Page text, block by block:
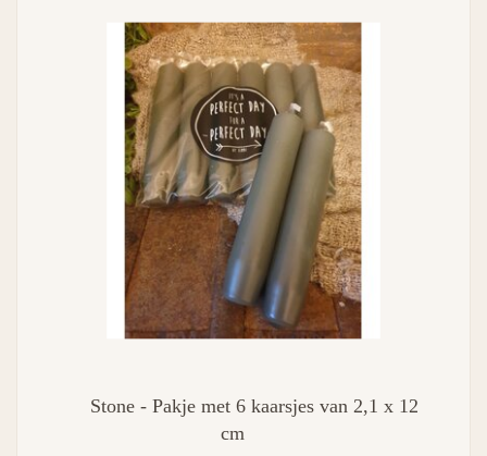
Stone - Pakje met 6 kaarsjes van 2,1 x 12
cm